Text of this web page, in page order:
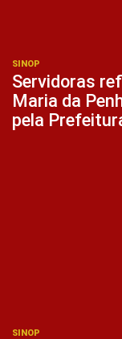
SINOP
Servidoras
Maria da
pela
SINOP